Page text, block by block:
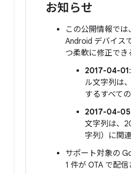
お知らせ
この公開情報で
Android デバイス
つ柔軟に修正でき
2017-04-01
ル文字列は
するすべて
2017-04-05
文字列は、
字列）に関
サポート対象の
1 件が OTA で配信